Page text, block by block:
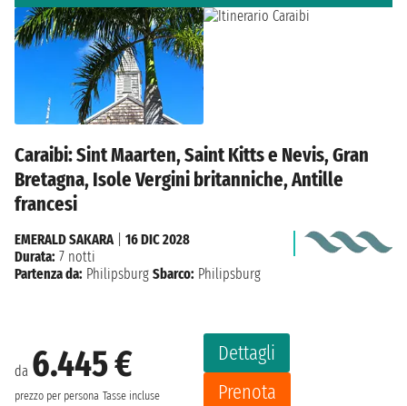
Caraibi: Sint Maarten, Saint Kitts e Nevis, Gran
Bretagna, Isole Vergini britanniche, Antille
francesi
da 6.445 €
prezzo per persona Tasse incluse
Dettagli
Prenota
EMERALD SAKARA| 16 DIC 2028
Durata: 7 notti
Partenza da: Philipsburg Sbarco: Philipsburg